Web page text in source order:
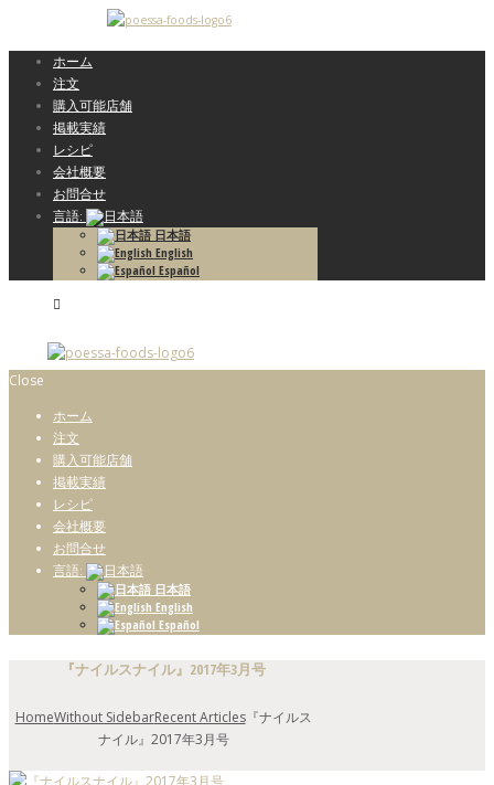
ホーム
注文
購入可能店舗
掲載実績
レシピ
会社概要
お問合せ
言語:
日本語
English
Español
Close
ホーム
注文
購入可能店舗
掲載実績
レシピ
会社概要
お問合せ
言語:
日本語
English
Español
『ナイルスナイル』2017年3月号
HomeWithout SidebarRecent Articles『ナイルス
ナイル』2017年3月号